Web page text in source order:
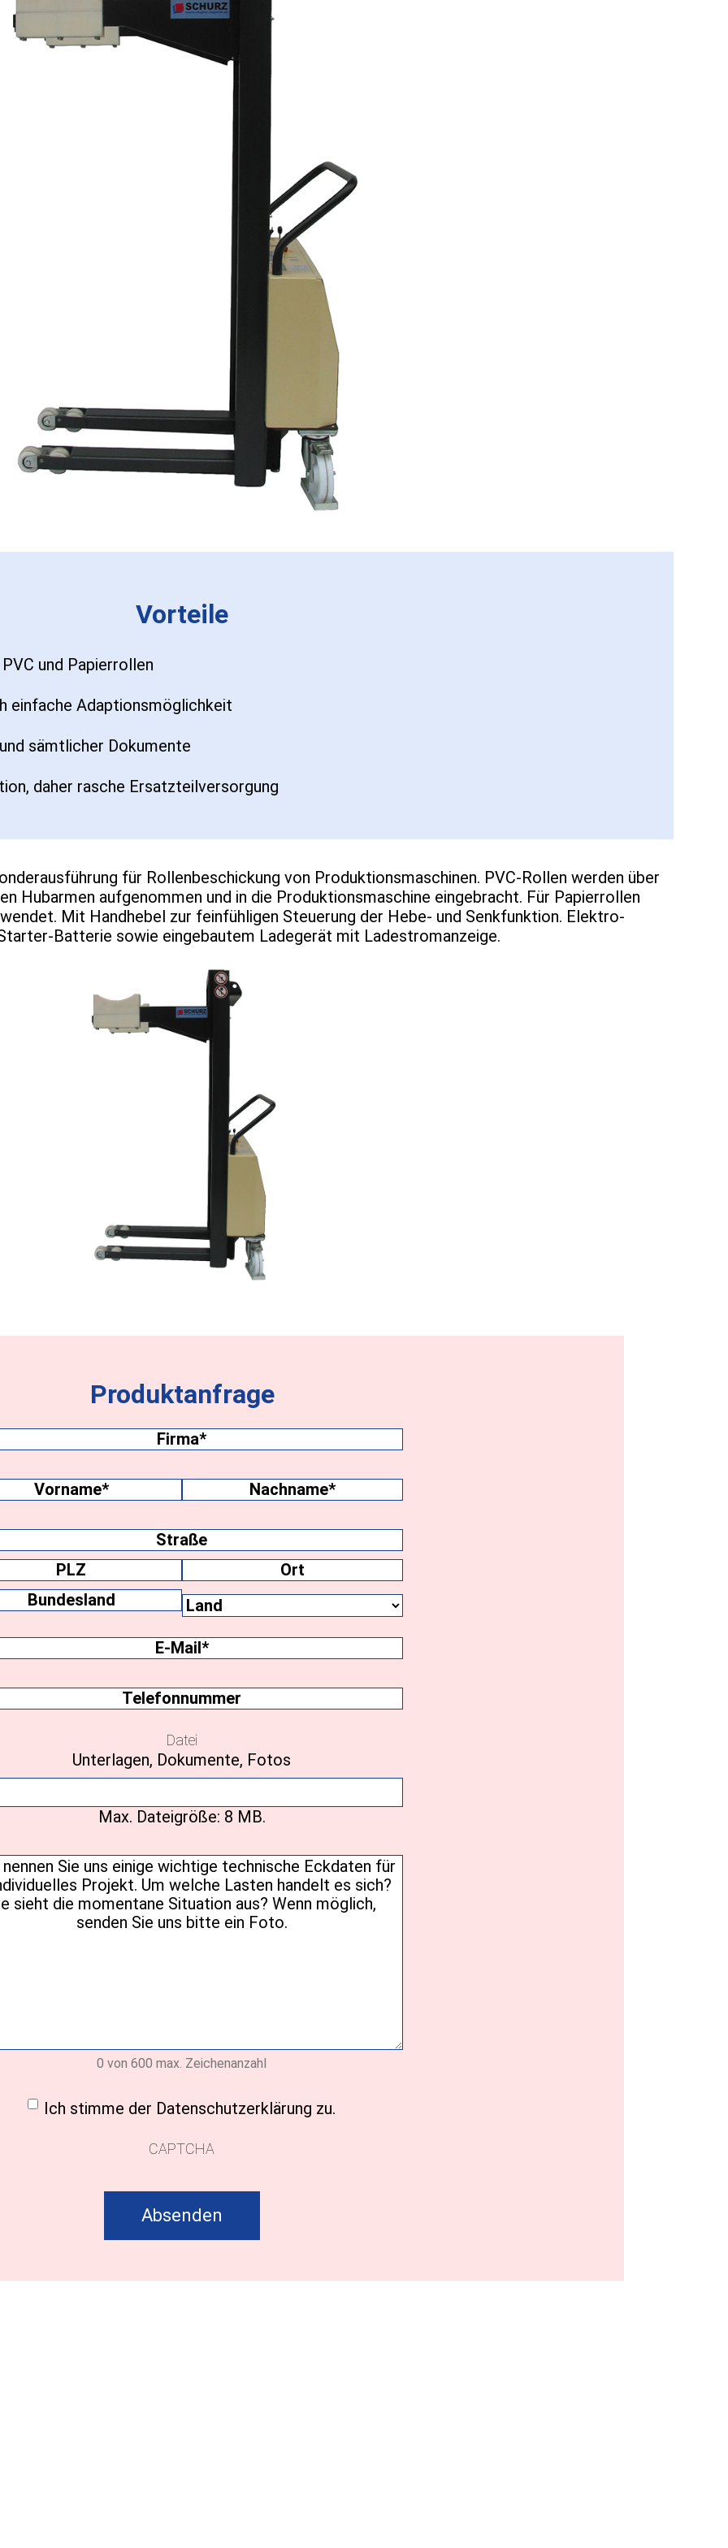
Vorteile
und Papierrollen
einfache Adaptionsmöglichkeit
sämtlicher Dokumente
daher rasche Ersatzteilversorgung
für Rollenbeschickung von Produktionsmaschinen. PVC-Rollen werden über
Hubarmen aufgenommen und in die Produktionsmaschine eingebracht. Für Papierrollen
Mit Handhebel zur feinfühligen Steuerung der Hebe- und Senkfunktion. Elektro-
Batterie sowie eingebautem Ladegerät mit Ladestromanzeige.
Produktanfrage
Firma(erforderlich)
(erforderlich)
Ort
E-
Telefonnummer
Datei
Unterlagen, Dokumente, Fotos
Max. Dateigröße: 8 MB.
Ihre
Nachricht(erforderlich)
0 von 600 max. Zeichenanzahl
(erforderlich)
Ich stimme der Datenschutzerklärung zu.
CAPTCHA